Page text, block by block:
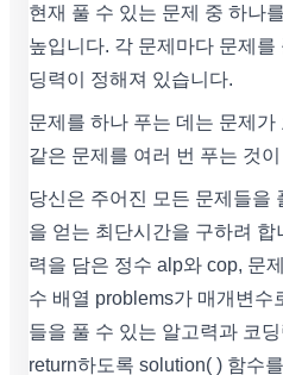
현재 풀 수 있는 문제 중 하나
높입니다. 각 문제마다 문제
딩력이 정해져 있습니다.
문제를 하나 푸는 데는 문제
같은 문제를 여러 번 푸는 것
당신은 주어진 모든 문제들을
을 얻는 최단시간을 구하려
력을 담은 정수 alp와 cop, 문
수 배열 problems가 매개변수
들을 풀 수 있는 알고력과 코
return하도록 solution( ) 함수